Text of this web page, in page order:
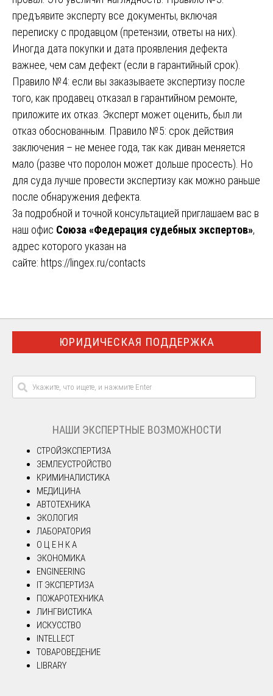
предъявите эксперту все документы, включая
переписку с продавцом (претензии, ответы на них).
Иногда дата покупки и дата проявления дефекта
важнее, чем сам дефект (если в гарантийный срок).
Правило №4: если вы заказываете экспертизу после
того, как продавец отказал в гарантийном ремонте,
приложите их отказ. Эксперт может оценить, был ли
отказ обоснованным. Правило №5: срок действия
заключения – не менее года, так как диван меняется
мало (разве что поролон может дольше просесть). Но
для суда лучше провести экспертизу как можно раньше
после обнаружения дефекта.
За подробной и точной консультацией приглашаем вас в
наш офис Союза «Федерация судебных экспертов»,
адрес которого указан на
сайте: https://lingex.ru/contacts
ЮРИДИЧЕСКАЯ ПОДДЕРЖКА
НАШИ ЭКСПЕРТНЫЕ ВОЗМОЖНОСТИ
СТРОЙЭКСПЕРТИЗА
ЗЕМЛЕУСТРОЙСТВО
КРИМИНАЛИСТИКА
МЕДИЦИНА
АВТОТЕХНИКА
ЭКОЛОГИЯ
ЛАБОРАТОРИЯ
О Ц Е Н К А
ЭКОНОМИКА
ENGINEERING
IT ЭКСПЕРТИЗА
ПОЖАРОТЕХНИКА
ЛИНГВИСТИКА
ИСКУССТВО
INTELLECT
ТОВАРОВЕДЕНИЕ
LIBRARY